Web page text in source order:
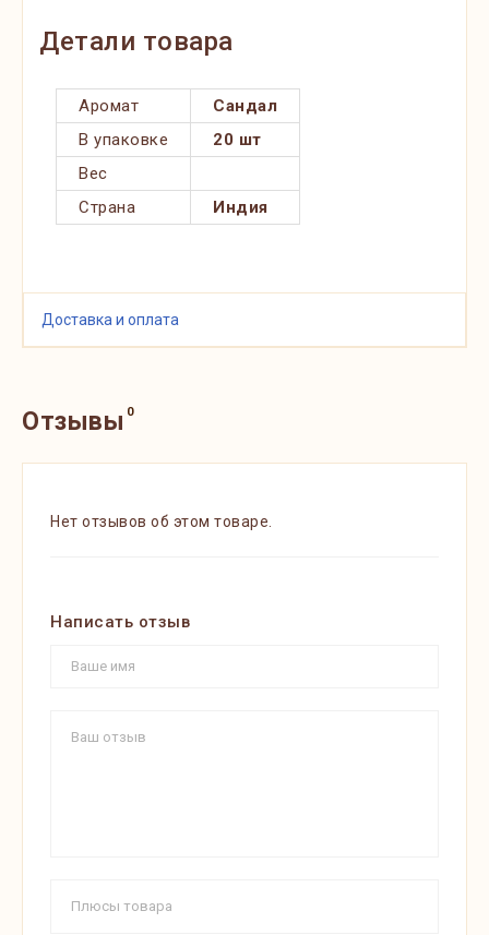
Детали товара
Аромат
Сандал
В упаковке
20 шт
Вес
Страна
Индия
Доставка и оплата
Отзывы 0
Нет отзывов об этом товаре.
Написать отзыв